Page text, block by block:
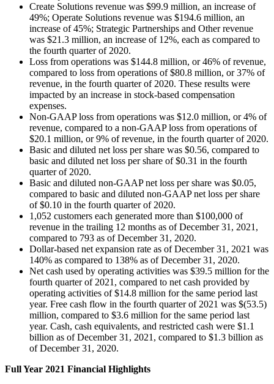
Create Solutions revenue was $99.9 million, an increase of
49%; Operate Solutions revenue was $194.6 million, an
increase of 45%; Strategic Partnerships and Other revenue
was $21.3 million, an increase of 12%, each as compared to
the fourth quarter of 2020.
Loss from operations was $144.8 million, or 46% of revenue,
compared to loss from operations of $80.8 million, or 37% of
revenue, in the fourth quarter of 2020. These results were
impacted by an increase in stock-based compensation
expenses.
Non-GAAP loss from operations was $12.0 million, or 4% of
revenue, compared to a non-GAAP loss from operations of
$20.1 million, or 9% of revenue, in the fourth quarter of 2020.
Basic and diluted net loss per share was $0.56, compared to
basic and diluted net loss per share of $0.31 in the fourth
quarter of 2020.
Basic and diluted non-GAAP net loss per share was $0.05,
compared to basic and diluted non-GAAP net loss per share
of $0.10 in the fourth quarter of 2020.
1,052 customers each generated more than $100,000 of
revenue in the trailing 12 months as of December 31, 2021,
compared to 793 as of December 31, 2020.
Dollar-based net expansion rate as of December 31, 2021 was
140% as compared to 138% as of December 31, 2020.
Net cash used by operating activities was $39.5 million for the
fourth quarter of 2021, compared to net cash provided by
operating activities of $14.8 million for the same period last
year. Free cash flow in the fourth quarter of 2021 was $(53.5)
million, compared to $3.6 million for the same period last
year. Cash, cash equivalents, and restricted cash were $1.1
billion as of December 31, 2021, compared to $1.3 billion as
of December 31, 2020.
Full Year 2021 Financial Highlights